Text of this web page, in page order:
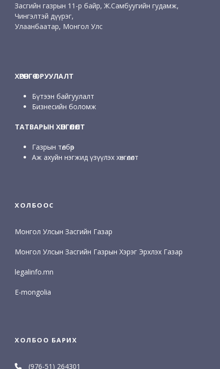
Засгийн газрын 11-р байр, Ж.Самбуугийн гудамж,
Чингэлтэй дүүрэг,
Улаанбаатар, Монгол Улс
ХӨРӨНГӨ ОРУУЛАЛТ
Бүтээн байгуулалт
Бизнесийн боломж
ТАТВАРЫН ХӨНГӨЛӨЛТ
Газрын төлбөр
Аж ахуйн нэгжид үзүүлэх хөнгөлөлт
ХОЛБООС
Монгол Улсын Засгийн Газар
Монгол Улсын Засгийн Газрын Хэрэг Эрхлэх Газар
legalinfo.mn
E-mongolia
ХОЛБОО БАРИХ
(976-51) 264301